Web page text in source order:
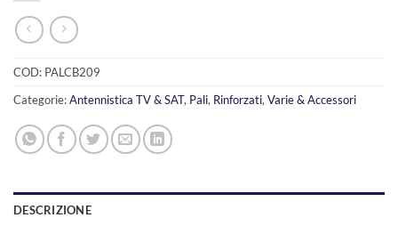
COD: PALCB209
Categorie:Antennistica TV & SAT, Pali, Rinforzati,Varie & Accessori
DESCRIZIONE